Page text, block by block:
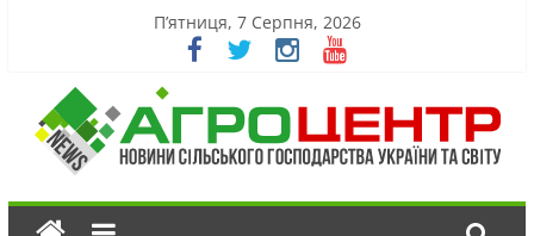
П’ятниця, 7 Серпня, 2026